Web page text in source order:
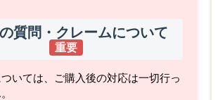
質問・クレームについて
重要
いては、ご購入後の対応は一切行っ